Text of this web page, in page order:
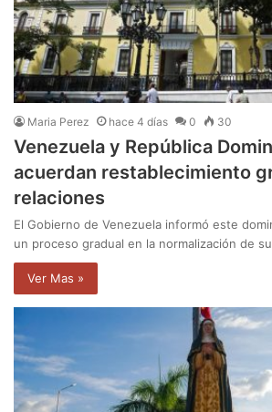
Maria Perez hace 4 días 0 30
Venezuela y República
acuerdan restablecimiento
relaciones
El Gobierno de Venezuela informó este
un proceso gradual en la normalización de
Ver Mas »